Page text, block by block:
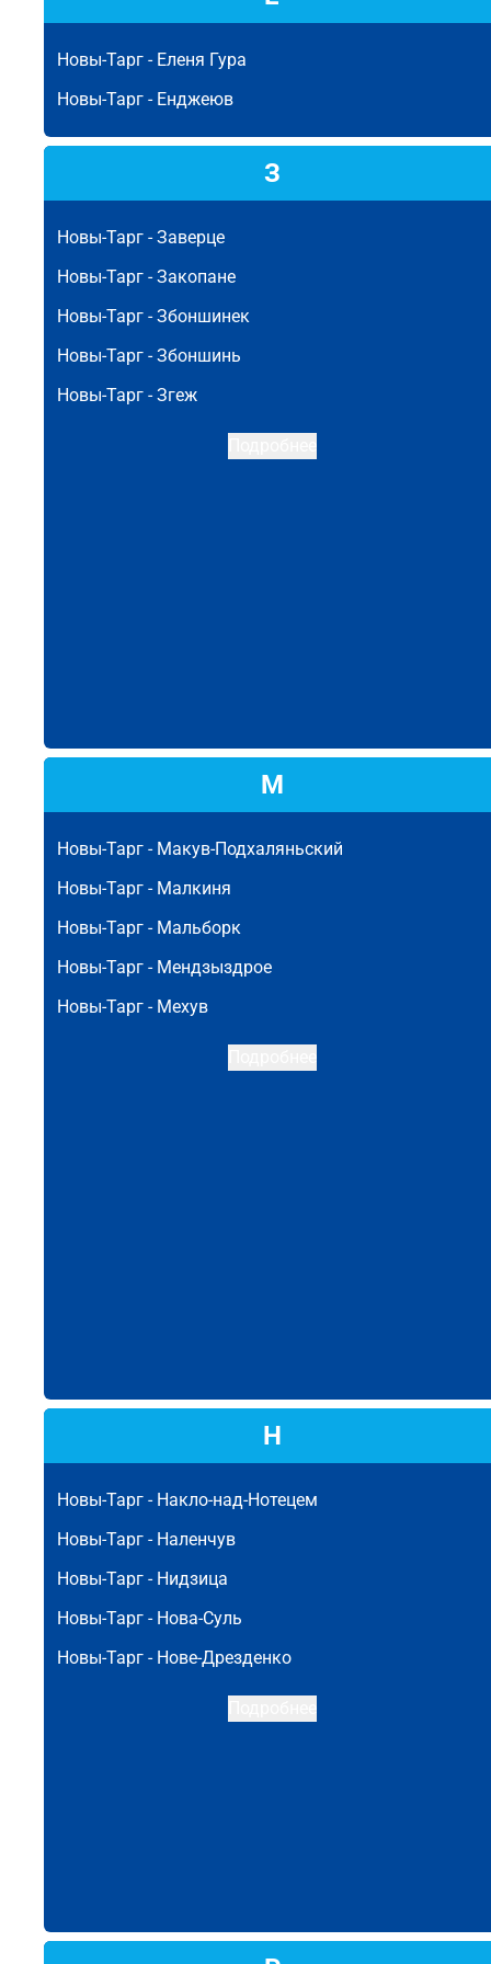
Новы-Тарг - Еленя Гура
Новы-Тарг - Енджеюв
З
Новы-Тарг -Заверце
Новы-Тарг -Закопане
Новы-Тарг -Збоншинек
Новы-Тарг -Збоншинь
Новы-Тарг -Згеж
М
Новы-Тарг - Макув-Подхаляньский
Новы-Тарг - Малкиня
Новы-Тарг - Мальборк
Новы-Тарг - Мендзыздрое
Новы-Тарг - Мехув
Н
Новы-Тарг - Накло-над-Нотецем
Новы-Тарг - Наленчув
Новы-Тарг - Нидзица
Новы-Тарг - Нова-Суль
Новы-Тарг - Нове-Дрезденко